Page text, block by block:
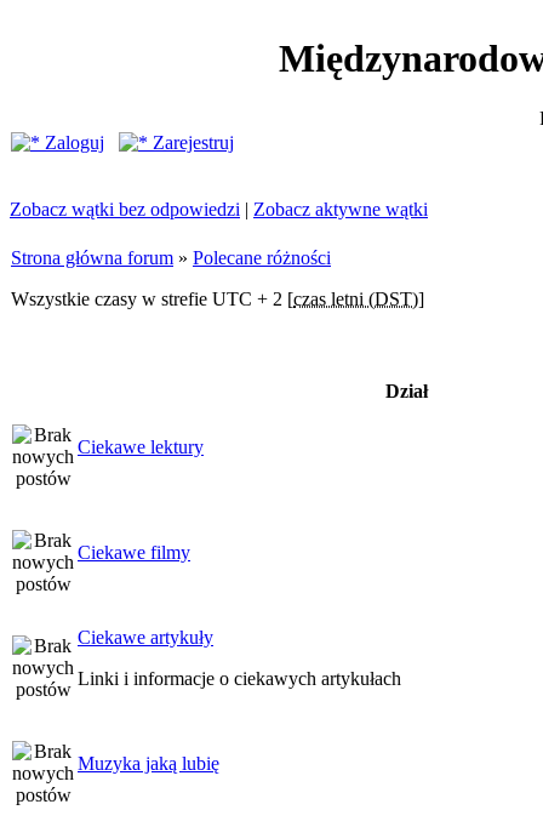
Zaloguj
Zarejestruj
Zobacz wątki bez odpowiedzi | Zobacz aktywne wątki
Strona główna forum » Polecane różności
Wszystkie czasy w strefie UTC + 2 [czas letni (DST)]
Dział
Ciekawe lektury
Ciekawe filmy
Ciekawe artykuły
Linki i informacje o ciekawych artykułach
Muzyka jaką lubię